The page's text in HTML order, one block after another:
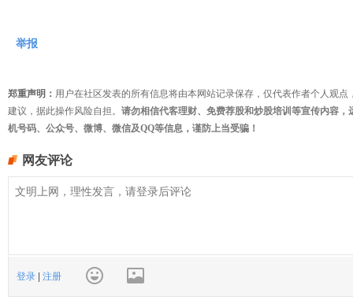
举报
郑重声明： 用户在社区发表的所有信息将由本网站记录保存，仅代表作者个人观
建议，据此操作风险自担。 请勿相信代客理财、免费荐股和炒股培训等宣传内容
机号码、公众号、微博、微信及QQ等信息，谨防上当受骗！
网友评论
登录 注册